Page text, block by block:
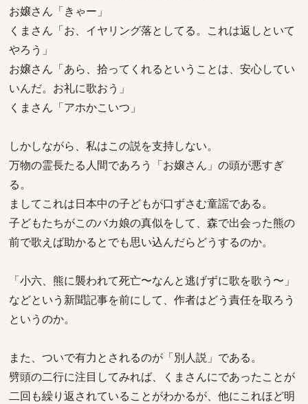
お嬢さん「きゃー」
くまさん「お、イヤリング落としてる。これは返しといて
やろう」
お嬢さん「あら、拾ってくれるということは、安心してい
いんだ。お礼に歌おう」
くまさん「アホかこいつ」
しかしながら、私はこの説を支持しない。
万物の霊長たる人間であろう「お嬢さん」の頭が悪すぎ
る。
ましてこれは日本中の子どもが口ずさむ童謡である。
子どもたちがこのバカ娘の真似をして、森で出会った熊の
前で歌えば助かるとでも思い込んだらどうするのか。
「小六、熊に襲われて死亡〜なんと逃げずに歌を歌う〜」
などという新聞記事を前にして、作者はどう責任を取ろう
というのか。
また、ついで有力とされるのが「別人説」である。
劈頭の二行に注目してみれば、くまさんにであったことが
二回も繰り返されていることがわかるが、他にこれほど明